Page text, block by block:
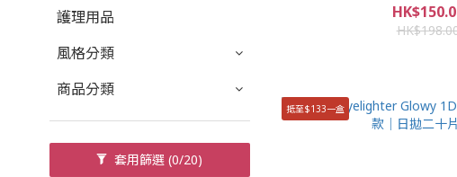
護理用品
風格分類
商品分類
套用篩選(0/20)
抵至$133一盒